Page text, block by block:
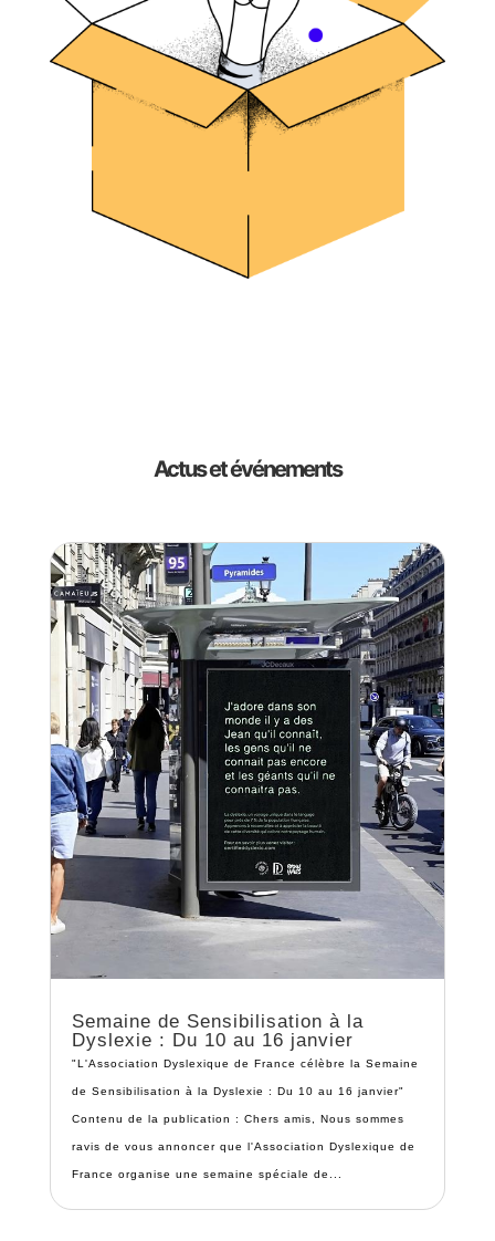
Actus et événements
Semaine de Sensibilisation à la
Dyslexie : Du 10 au 16 janvier
"L'Association Dyslexique de France célèbre la Semaine
de Sensibilisation à la Dyslexie : Du 10 au 16 janvier"
Contenu de la publication : Chers amis, Nous sommes
ravis de vous annoncer que l'Association Dyslexique de
France organise une semaine spéciale de...